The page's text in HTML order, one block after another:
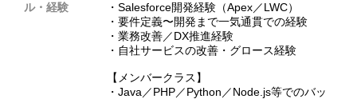
ル・経験
・Salesforce開発経験（Apex／LWC）
・要件定義〜開発まで一気通貫での経験
・業務改善／DX推進経験
・自社サービスの改善・グロース経験
【メンバークラス】
・Java／PHP／Python／Node.js等でのバッ